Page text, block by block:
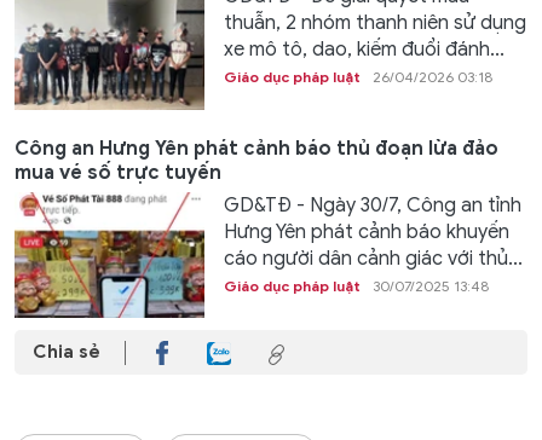
thuẫn, 2 nhóm thanh niên sử dụng
xe mô tô, dao, kiếm đuổi đánh...
Giáo dục pháp luật 26/04/2026 03:18
Công an Hưng Yên phát cảnh báo thủ đoạn lừa đảo
mua vé số trực tuyến
GD&TĐ - Ngày 30/7, Công an tỉnh
Hưng Yên phát cảnh báo khuyến
cáo người dân cảnh giác với thủ...
Giáo dục pháp luật 30/07/2025 13:48
Chia sẻ